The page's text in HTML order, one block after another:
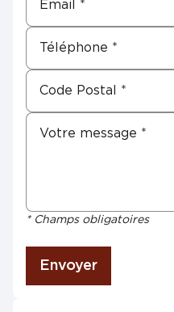
* Champs obligatoires
Envoyer